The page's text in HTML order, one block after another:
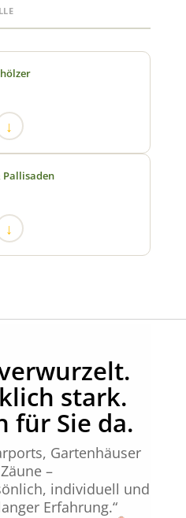
↓
Pallisaden
↓
stark.
für Sie da.
Gartenhäuser
–
individuell und
Erfahrung.“